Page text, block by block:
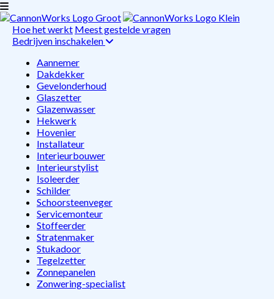
Hoe het werkt Meest gestelde vragen
Bedrijven inschakelen
Aannemer
Dakdekker
Gevelonderhoud
Glaszetter
Glazenwasser
Hekwerk
Hovenier
Installateur
Interieurbouwer
Interieurstylist
Isoleerder
Schilder
Schoorsteenveger
Servicemonteur
Stoffeerder
Stratenmaker
Stukadoor
Tegelzetter
Zonnepanelen
Zonwering-specialist